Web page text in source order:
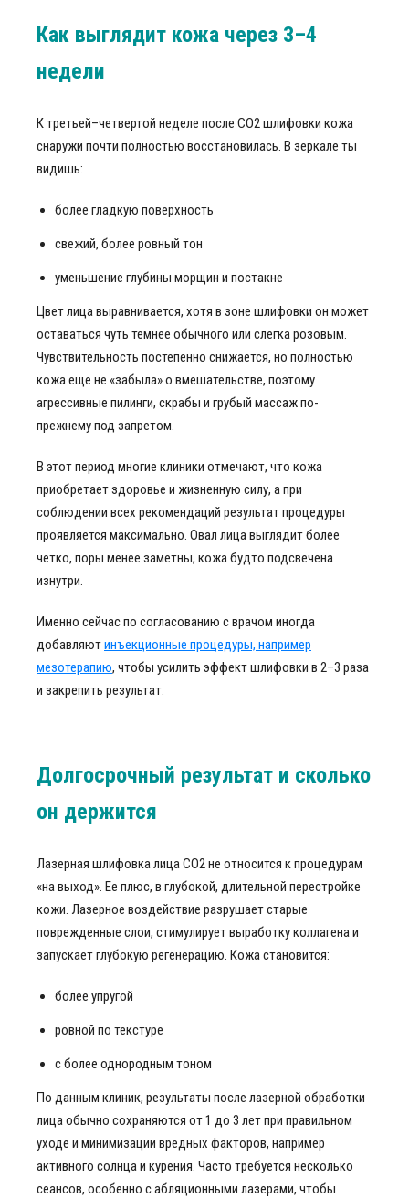
Как выглядит кожа через 3–4
недели
К третьей–четвертой неделе после СО2 шлифовки кожа
снаружи почти полностью восстановилась. В зеркале ты
видишь:
более гладкую поверхность
свежий, более ровный тон
уменьшение глубины морщин и постакне
Цвет лица выравнивается, хотя в зоне шлифовки он может
оставаться чуть темнее обычного или слегка розовым.
Чувствительность постепенно снижается, но полностью
кожа еще не «забыла» о вмешательстве, поэтому
агрессивные пилинги, скрабы и грубый массаж по-
прежнему под запретом.
В этот период многие клиники отмечают, что кожа
приобретает здоровье и жизненную силу, а при
соблюдении всех рекомендаций результат процедуры
проявляется максимально. Овал лица выглядит более
четко, поры менее заметны, кожа будто подсвечена
изнутри.
Именно сейчас по согласованию с врачом иногда
добавляютинъекционные процедуры, например
мезотерапию, чтобы усилить эффект шлифовки в 2–3 раза
и закрепить результат.
Долгосрочный результат и сколько
он держится
Лазерная шлифовка лица СО2 не относится к процедурам
«на выход». Ее плюс, в глубокой, длительной перестройке
кожи. Лазерное воздействие разрушает старые
поврежденные слои, стимулирует выработку коллагена и
запускает глубокую регенерацию. Кожа становится:
более упругой
ровной по текстуре
с более однородным тоном
По данным клиник, результаты после лазерной обработки
лица обычно сохраняются от 1 до 3 лет при правильном
уходе и минимизации вредных факторов, например
активного солнца и курения. Часто требуется несколько
сеансов, особенно с абляционными лазерами, чтобы